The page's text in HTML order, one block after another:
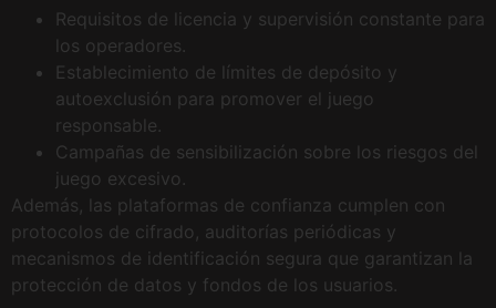
Requisitos de licencia y supervisión constante para
los operadores.
Establecimiento de límites de depósito y
autoexclusión para promover el juego
responsable.
Campañas de sensibilización sobre los riesgos del
juego excesivo.
Además, las plataformas de confianza cumplen con
protocolos de cifrado, auditorías periódicas y
mecanismos de identificación segura que garantizan la
protección de datos y fondos de los usuarios.